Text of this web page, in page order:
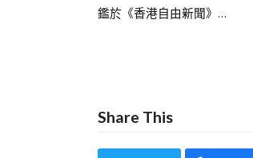
鑑於《香港自由新聞》…
Share This